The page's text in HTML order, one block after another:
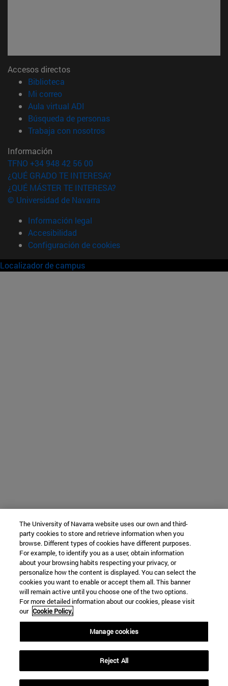
Accesos directos
Biblioteca
Mi correo(abre en nueva ventana)
Aula virtual ADI
Búsqueda de personas(abre en nueva ventana)
Trabaja con nosotros(abre en nueva ventana)
Información
TFNO +34 948 42 56 00
¿QUÉ GRADO TE INTERESA?
¿QUÉ MÁSTER TE INTERESA?
© Universidad de Navarra
Información legal
Accesibilidad
Configuración de cookies
Localizador de campus
The University of Navarra website uses our own and third-
party cookies to store and retrieve information when you
browse. Different types of cookies have different purposes.
For example, to identify you as a user, obtain information
about your browsing habits respecting your privacy, or
personalize how the content is displayed. You can select the
cookies you want to enable or accept them all. This banner
will remain active until you choose one of the two options.
For more detailed information about our cookies, please visit
our Cookie Policy.
Manage cookies
Reject All